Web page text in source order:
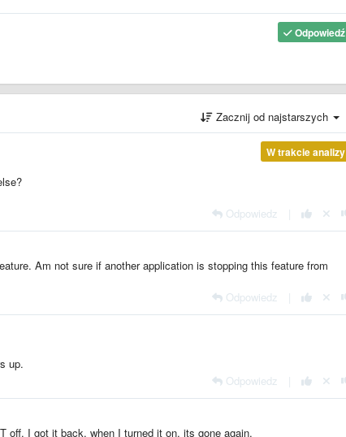
Odpowiedź
Zacznij od najstarszych
W trakcie analizy
Odpowiedz
Am not sure if another application is stopping this feature from
Odpowiedz
up.
Odpowiedz
off, I got it back, when I turned it on, its gone again.